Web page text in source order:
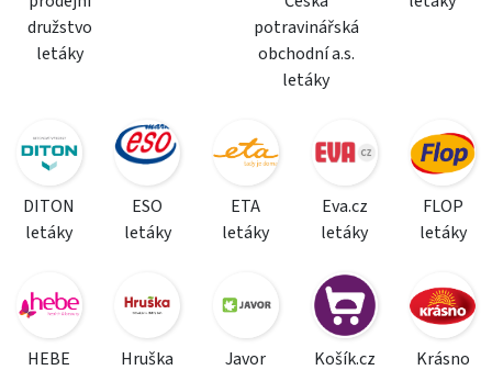
družstvo
letáky
potravinářská
obchodní a.s.
letáky
DITON
letáky
ESO
letáky
ETA
letáky
Eva.cz
letáky
FLOP
letáky
HEBE Hruška Javor Košík.cz Krásno